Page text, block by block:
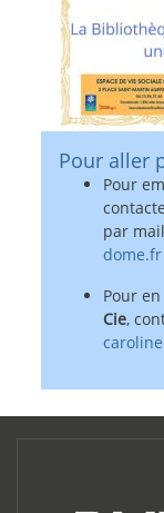
Pour aller
Pour
par mail
dome.fr
Pour
Cie,